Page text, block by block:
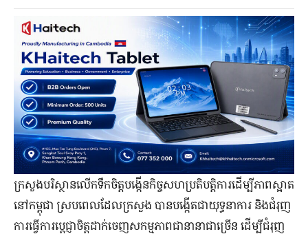
ក្រសួងបរិស្ថានលើកទឹកចិត្តបង្កើនកិច្ចសហប្រតិបត្តិការដើម្បីភាពស្អាត
នៅកម្ពុជា ស្របពេលដែលក្រសួង បានបង្កើតជាយុទ្ធនាការ និងជំរុញ
ការធ្វើការប្តេជ្ញាចិត្តដាក់ចេញសកម្មភាពជានានាជាច្រើន ដើម្បីជំរុញ